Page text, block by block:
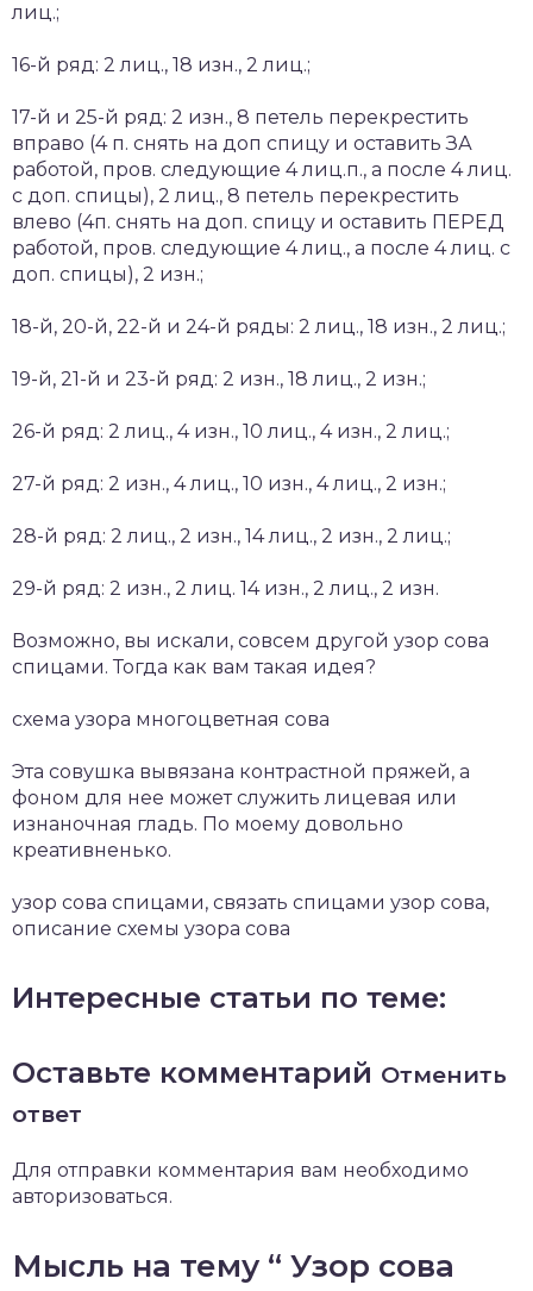
лиц.;
16-й ряд: 2 лиц., 18 изн., 2 лиц.;
17-й и 25-й ряд: 2 изн., 8 петель перекрестить
вправо (4 п. снять на доп спицу и оставить ЗА
работой, пров. следующие 4 лиц.п., а после 4 лиц.
с доп. спицы), 2 лиц., 8 петель перекрестить
влево (4п. снять на доп. спицу и оставить ПЕРЕД
работой, пров. следующие 4 лиц., а после 4 лиц. с
доп. спицы), 2 изн.;
18-й, 20-й, 22-й и 24-й ряды: 2 лиц., 18 изн., 2 лиц.;
19-й, 21-й и 23-й ряд: 2 изн., 18 лиц., 2 изн.;
26-й ряд: 2 лиц., 4 изн., 10 лиц., 4 изн., 2 лиц.;
27-й ряд: 2 изн., 4 лиц., 10 изн., 4 лиц., 2 изн.;
28-й ряд: 2 лиц., 2 изн., 14 лиц., 2 изн., 2 лиц.;
29-й ряд: 2 изн., 2 лиц. 14 изн., 2 лиц., 2 изн.
Возможно, вы искали, совсем другой узор сова
спицами. Тогда как вам такая идея?
схема узора многоцветная сова
Эта совушка вывязана контрастной пряжей, а
фоном для нее может служить лицевая или
изнаночная гладь. По моему довольно
креативненько.
узор сова спицами, связать спицами узор сова,
описание схемы узора сова
Интересные статьи по теме:
Оставьте комментарий Отменить
ответ
Для отправки комментария вам необходимо
авторизоваться.
Мысль на тему “ Узор сова